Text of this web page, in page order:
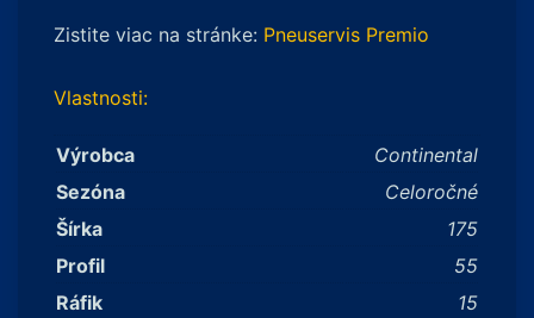
Zistite viac na stránke: Pneuservis Premio
Vlastnosti:
Výrobca
Continental
Sezóna
Celoročné
Šírka
175
Profil
55
Ráfik
15